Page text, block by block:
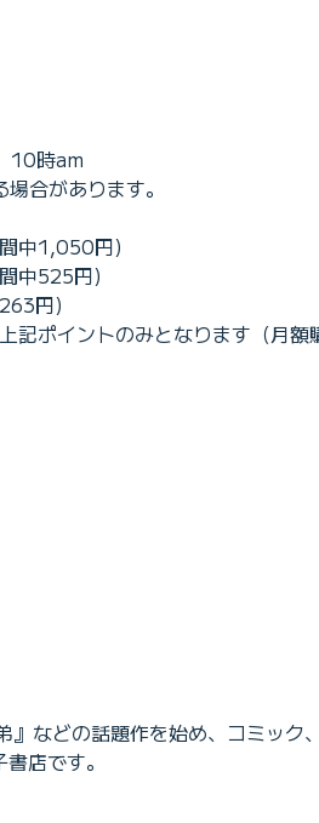
10時am
合があります。
中1,050円)
中525円)
円)
記ポイントのみとなります（月
などの話題作を始め、コミッ
店です。